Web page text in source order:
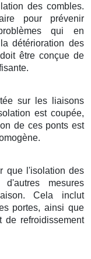
des combles.
pour prévenir
qui en
détérioration des
être conçue de
sur les liaisons
est coupée,
de ces ponts est
que l'isolation des
mesures
Cela inclut
portes, ainsi que
de refroidissement